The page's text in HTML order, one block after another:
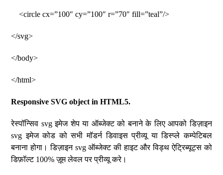
<circle cx=”100″ cy=”100″ r=”70″ fill=”teal”/>
</svg>
</body>
</html>
Responsive SVG object in HTML5.
रेस्पॉन्सिव svg इमेज शेप या ऑब्जेक्ट को बनाने के लिए आपको डिज़ाइन
svg इमेज कोड को सभी मॉडर्न डिवाइस प्रीव्यू या डिस्प्ले कम्पेटिबल
बनाना होगा। डिज़ाइन svg ऑब्जेक्ट की हाइट और विड्थ ऐट्रिब्यूट्स को
डिफ़ॉल्ट 100% ज़ूम लेवल पर प्रीव्यू करे।